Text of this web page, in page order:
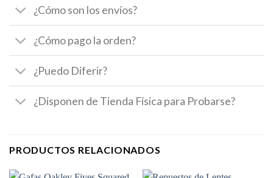
¿Cómo son los envíos?
¿Cómo pago la orden?
¿Puedo Diferir?
¿Disponen de Tienda Física para Probarse?
PRODUCTOS RELACIONADOS